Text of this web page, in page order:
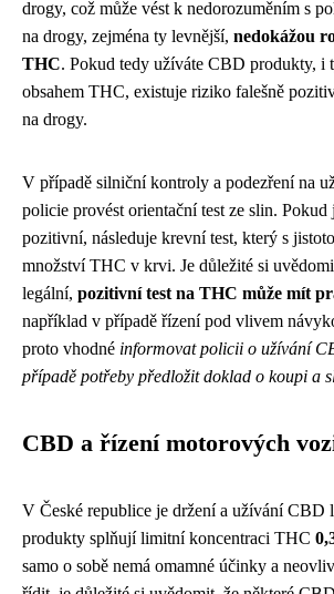
drogy, což může vést k nedorozuměním s
na drogy, zejména ty levnější, nedokážou
THC. Pokud tedy užíváte CBD produkty, i
obsahem THC, existuje riziko falešně
na drogy.
V případě silniční kontroly a podezření na
policie provést orientační test ze slin. Pokud
pozitivní, následuje krevní test, který s
množství THC v krvi. Je důležité si
legální, pozitivní test na THC může mít
například v případě řízení pod vlivem
proto vhodné informovat policii o užívání
případě potřeby předložit doklad o koupi a
CBD a řízení motorových
V České republice je držení a užívání CBD
produkty splňují limitní koncentraci THC
samo o sobě nemá omamné účinky a